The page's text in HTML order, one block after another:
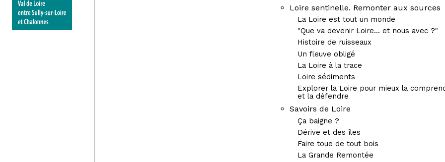
Loire sentinelle. Remonter aux sources
La Loire est tout un monde
"Que va devenir Loire... et nous avec ?"
Histoire de ruisseaux
Un fleuve obligé
La Loire à la trace
Loire sédiments
Explorer la Loire pour mieux la
et la défendre
Savoirs de Loire
Ça baigne ?
Dérive et des îles
Faire toue de tout bois
La Grande Remontée